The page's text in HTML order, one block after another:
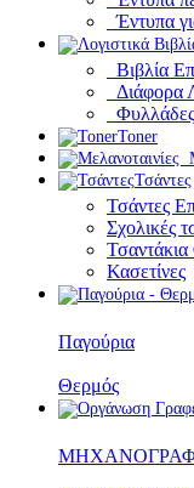
Έντυπα
Βιβλία
Διάφορα
Φυλλάδες
Toner
Τσάντες
Τσάντες
Σχολικές
Κασετίνες
Παγούρια
Θερμός